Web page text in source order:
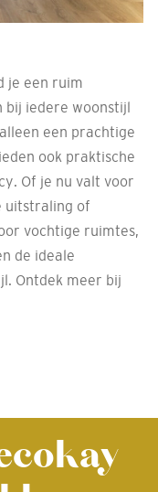
je een ruim
bij iedere woonstijl
een prachtige
ook praktische
Of je nu valt voor
uitstraling of
vochtige ruimtes,
de ideale
Ontdek meer bij